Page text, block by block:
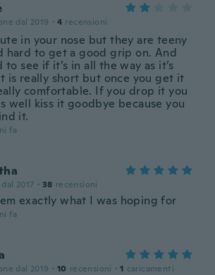
dal 2019 · 4 recensioni
in your nose but they are teeny
hard to get a good grip on. And
to see if it’s in all the way as it’s
is really short but once you get it
comfortable. If you drop it you
well kiss it goodbye because you
it.
fa
2017 · 38 recensioni
exactly what I was hoping for
fa
dal 2019 · 10 recensioni · 1 caricamenti